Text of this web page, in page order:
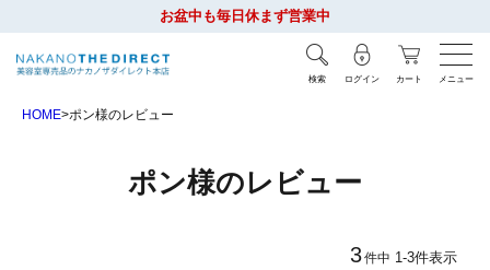
お盆中も毎日休まず営業中
検索 ログイン カート メニュー
HOME ポン様のレビュー
ポン様のレビュー
3件中 1-3件表示